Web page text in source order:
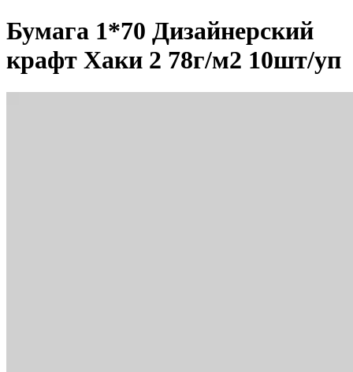
Бумага 1*70 Дизайнерский
крафт Хаки 2 78г/м2 10шт/уп